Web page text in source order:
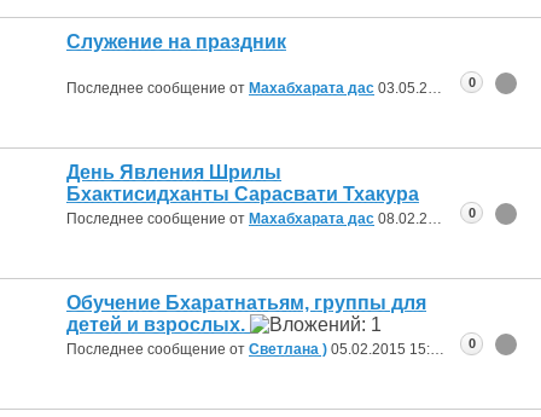
Служение на праздник
Последнее сообщение от Махабхарата дас 03.05.2015 07:44
0
День Явления Шрилы
Бхактисидханты Сарасвати Тхакура
Последнее сообщение от Махабхарата дас 08.02.2015 20:09
0
Обучение Бхаратнатьям, группы для
детей и взрослых.
Последнее сообщение от Светлана ) 05.02.2015 15:42 0